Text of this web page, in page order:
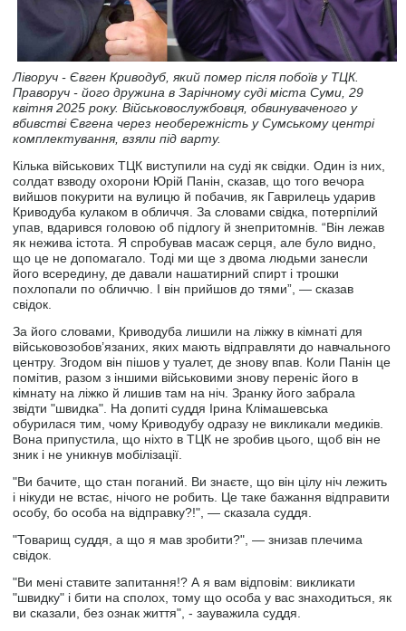
Ліворуч - Євген Криводуб, який помер після побоїв у ТЦК.
Праворуч - його дружина в Зарічному суді міста Суми, 29
квітня 2025 року. Військовослужбовця, обвинуваченого у
вбивстві Євгена через необережність у Сумському центрі
комплектування, взяли під варту.
Кілька військових ТЦК виступили на суді як свідки. Один із них,
солдат взводу охорони Юрій Панін, сказав, що того вечора
вийшов покурити на вулицю й побачив, як Гаврилець ударив
Криводуба кулаком в обличчя. За словами свідка, потерпілий
упав, вдарився головою об підлогу й знепритомнів. “Він лежав
як нежива істота. Я спробував масаж серця, але було видно,
що це не допомагало. Тоді ми ще з двома людьми занесли
його всередину, де давали нашатирний спирт і трошки
похлопали по обличчю. І він прийшов до тями”, — сказав
свідок.
За його словами, Криводуба лишили на ліжку в кімнаті для
військовозобов’язаних, яких мають відправляти до навчального
центру. Згодом він пішов у туалет, де знову впав. Коли Панін це
помітив, разом з іншими військовими знову переніс його в
кімнату на ліжко й лишив там на ніч. Зранку його забрала
звідти "швидка". На допиті суддя Ірина Клімашевська
обурилася тим, чому Криводубу одразу не викликали медиків.
Вона припустила, що ніхто в ТЦК не зробив цього, щоб він не
зник і не уникнув мобілізації.
"Ви бачите, що стан поганий. Ви знаєте, що він цілу ніч лежить
і нікуди не встає, нічого не робить. Це таке бажання відправити
особу, бо особа на відправку?!", — сказала суддя.
"Товарищ суддя, а що я мав зробити?", — знизав плечима
свідок.
"Ви мені ставите запитання!? А я вам відповім: викликати
"швидку" і бити на сполох, тому що особа у вас знаходиться, як
ви сказали, без ознак життя", - зауважила суддя.